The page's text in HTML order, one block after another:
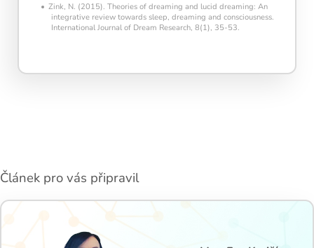
Zink, N. (2015). Theories of dreaming and lucid dreaming: An
integrative review towards sleep, dreaming and consciousness.
International Journal of Dream Research, 8(1), 35-53.
Článek pro vás připravil